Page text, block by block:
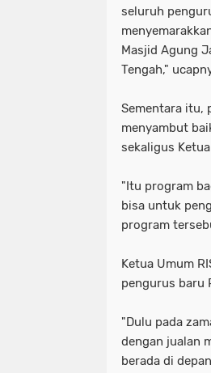
seluruh
Masjid Agung
Tengah,"
Sementara itu,
menyambut
sekaligus
"Itu program
bisa untuk
program
Ketua Umum
pengurus baru
"Dulu pada
dengan jualan
berada di